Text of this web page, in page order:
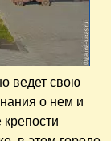
ведет свою
о нем и